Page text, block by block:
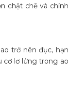
chặt chẽ và chính
trở nên đục, hạn
cơ lơ lửng trong ao